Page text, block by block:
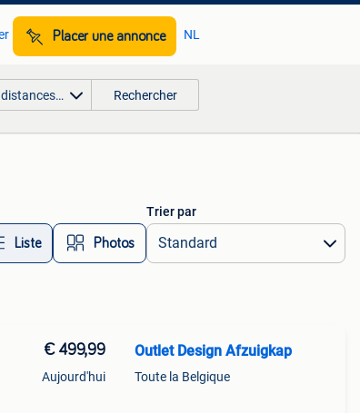
Placer une annonce NL
Rechercher
Liste Photos
Trier par
€ 499,99
Aujourd'hui
Outlet Design Afzuigkap
Toute la Belgique